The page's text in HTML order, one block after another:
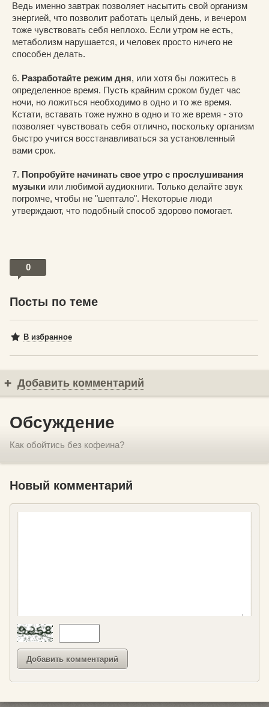
Ведь именно завтрак позволяет насытить свой организм
энергией, что позволит работать целый день, и вечером
тоже чувствовать себя неплохо. Если утром не есть,
метаболизм нарушается, и человек просто ничего не
способен делать.
6. Разработайте режим дня, или хотя бы ложитесь в
определенное время. Пусть крайним сроком будет час
ночи, но ложиться необходимо в одно и то же время.
Кстати, вставать тоже нужно в одно и то же время - это
позволяет чувствовать себя отлично, поскольку организм
быстро учится восстанавливаться за установленный
вами срок.
7. Попробуйте начинать свое утро с прослушивания
музыки или любимой аудиокниги. Только делайте звук
погромче, чтобы не "шептало". Некоторые люди
утверждают, что подобный способ здорово помогает.
0
Посты по теме
В избранное
Добавить комментарий
Обсуждение
Как обойтись без кофеина?
Новый комментарий